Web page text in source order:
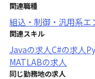
関連職種
組込・制御・汎用系エ
関連スキル
Javaの求人C#の求人
MATLABの求人
同じ勤務地の求人